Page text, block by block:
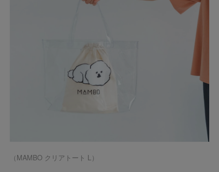
（MAMBO クリアトート L）